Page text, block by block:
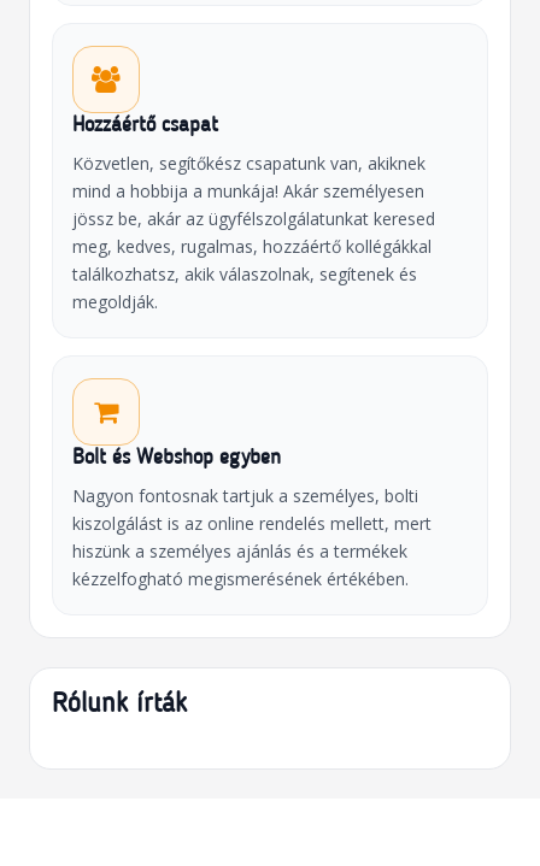
Hozzáértő csapat
Közvetlen, segítőkész csapatunk van, akiknek
mind a hobbija a munkája! Akár személyesen
jössz be, akár az ügyfélszolgálatunkat keresed
meg, kedves, rugalmas, hozzáértő kollégákkal
találkozhatsz, akik válaszolnak, segítenek és
megoldják.
Bolt és Webshop egyben
Nagyon fontosnak tartjuk a személyes, bolti
kiszolgálást is az online rendelés mellett, mert
hiszünk a személyes ajánlás és a termékek
kézzelfogható megismerésének értékében.
Rólunk írták